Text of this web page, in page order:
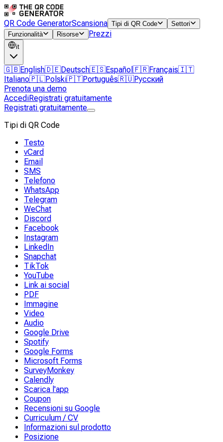
QR Code GeneratorScansiona Tipi di QR Code
Settori
Funzionalità
Risorse Prezzi
it
🇬🇧English🇩🇪Deutsch🇪🇸Español 🇫🇷Français🇮🇹
Italiano🇵🇱Polski🇵🇹Português🇷🇺Русский
Prenota una demo
AccediRegistrati gratuitamente
Registrati gratuitamente
Tipi di QR Code
Testo
vCard
Email
SMS
Telefono
WhatsApp
Telegram
WeChat
Discord
Facebook
Instagram
LinkedIn
Snapchat
TikTok
YouTube
Link ai social
PDF
Immagine
Video
Audio
Google Drive
Spotify
Google Forms
Microsoft Forms
SurveyMonkey
Calendly
Scarica l'app
Coupon
Recensioni su Google
Curriculum / CV
Informazioni sul prodotto
Posizione